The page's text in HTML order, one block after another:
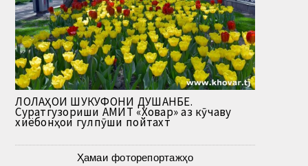
ЛОЛАҲОИ ШУКУФОНИ ДУШАНБЕ.
Суратгузориши АМИТ «Ховар» аз кӯчаву
хиёбонҳои гулпӯши пойтахт
Ҳамаи фоторепортажҳо